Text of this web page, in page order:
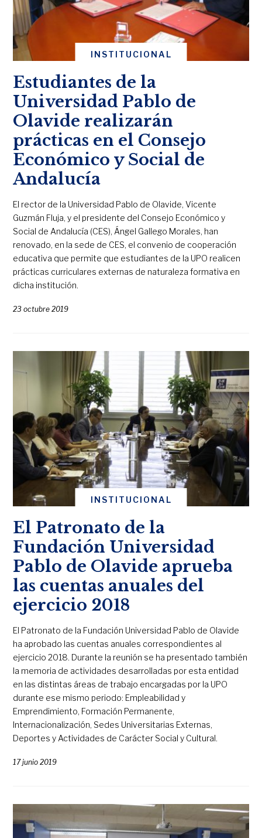
INSTITUCIONAL
Estudiantes de la
Universidad Pablo de
Olavide realizarán
prácticas en el Consejo
Económico y Social de
Andalucía
El rector de la Universidad Pablo de Olavide, Vicente
Guzmán Fluja, y el presidente del Consejo Económico y
Social de Andalucía (CES), Ángel Gallego Morales, han
renovado, en la sede de CES, el convenio de cooperación
educativa que permite que estudiantes de la UPO realicen
prácticas curriculares externas de naturaleza formativa en
dicha institución.
23 octubre 2019
INSTITUCIONAL
El Patronato de la
Fundación Universidad
Pablo de Olavide aprueba
las cuentas anuales del
ejercicio 2018
El Patronato de la Fundación Universidad Pablo de Olavide
ha aprobado las cuentas anuales correspondientes al
ejercicio 2018. Durante la reunión se ha presentado también
la memoria de actividades desarrolladas por esta entidad
en las distintas áreas de trabajo encargadas por la UPO
durante ese mismo periodo: Empleabilidad y
Emprendimiento, Formación Permanente,
Internacionalización, Sedes Universitarias Externas,
Deportes y Actividades de Carácter Social y Cultural.
17 junio 2019